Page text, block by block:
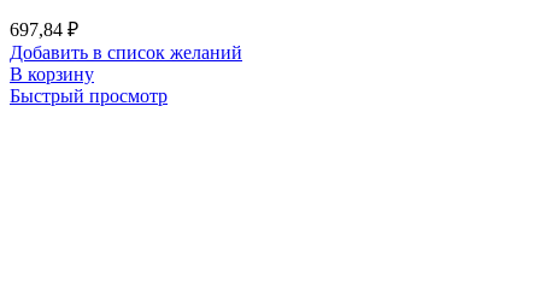
697,84 ₽
Добавить в список желаний
В корзину
Быстрый просмотр